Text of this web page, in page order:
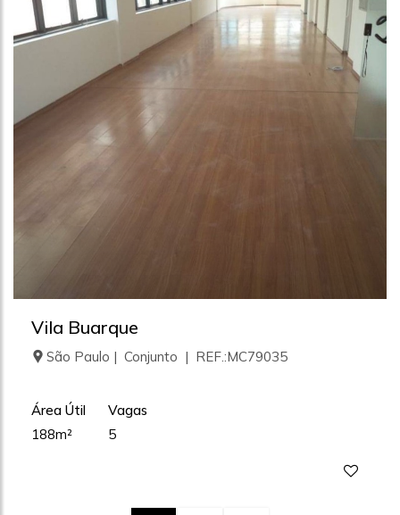
Vila Buarque
São Paulo | Conjunto | REF.:MC79035
Área Útil
188m²
Vagas
5